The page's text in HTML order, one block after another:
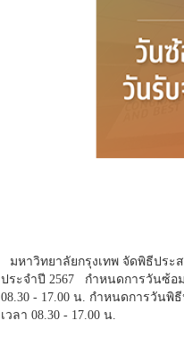
มหาวิทยาลัยกรุงเทพ จัดพิธีป
ประจำปี 2567 กำหนดการวันซ้อ
08.30 - 17.00 น. กำหนดการวัน
เวลา 08.30 - 17.00 น.